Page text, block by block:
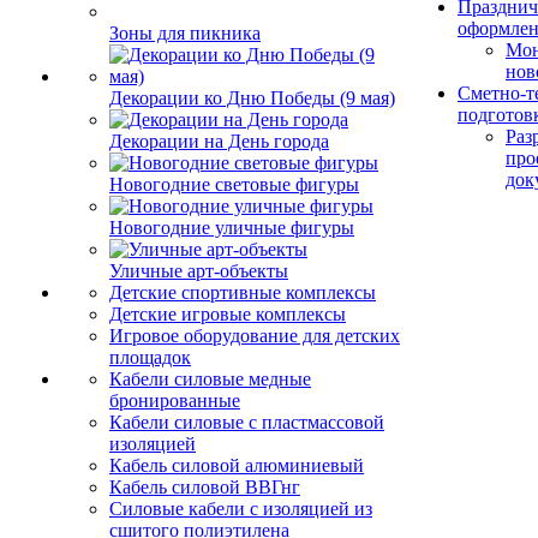
Зоны для пикника
Декорации ко Дню Победы (9 мая)
Декорации на День города
Новогодние световые фигуры
Новогодние уличные фигуры
Уличные арт-объекты
Детские спортивные комплексы
Детские игровые комплексы
Игровое оборудование для детских
площадок
Кабели силовые медные
бронированные
Кабели силовые с пластмассовой
изоляцией
Кабель силовой алюминиевый
Кабель силовой ВВГнг
Силовые кабели с изоляцией из
сшитого полиэтилена
Сметно-